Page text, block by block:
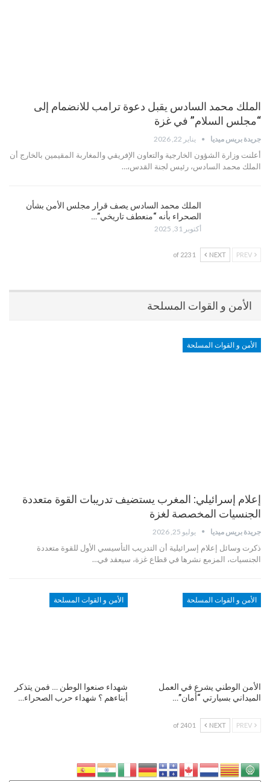
الملك محمد السادس يقبل دعوة ترامب للانضمام إلى
“مجلس السلام” في غزة
جريدة بريس ميديا يناير 22, 2026
أعلنت وزارة الشؤون الخارجية والتعاون الإفريقي والمغاربة المقيمين بالخارج أن
الملك محمد السادس، رئيس لجنة القدس،…
الملك محمد السادس يصف قرار مجلس الأمن بشأن
الصحراء بأنه “منعطف تاريخي”…
أكتوبر 31, 2025
NEXT
1 of 223
الأمن و القوات المسلحة
الأمن و القوات المسلحة
إعلام إسرائيلي: المغرب يستضيف تدريبات القوة متعددة
الجنسيات المخصصة لغزة
جريدة بريس ميديا يوليو 25, 2026
ذكرت وسائل إعلام إسرائيلية أن التدريب التأسيسي الأول للقوة متعددة
الجنسيات، المزمع نشرها في قطاع غزة، سيعقد في…
الأمن و القوات المسلحة
الأمن الوطني يشرع في العمل
الميداني بسيارتي “أمان”…
الأمن و القوات المسلحة
شهداء صنعوا الوطن … فمن يتذكر
أبناءهم ؟ شهداء حرب الصحراء…
NEXT
1 of 240